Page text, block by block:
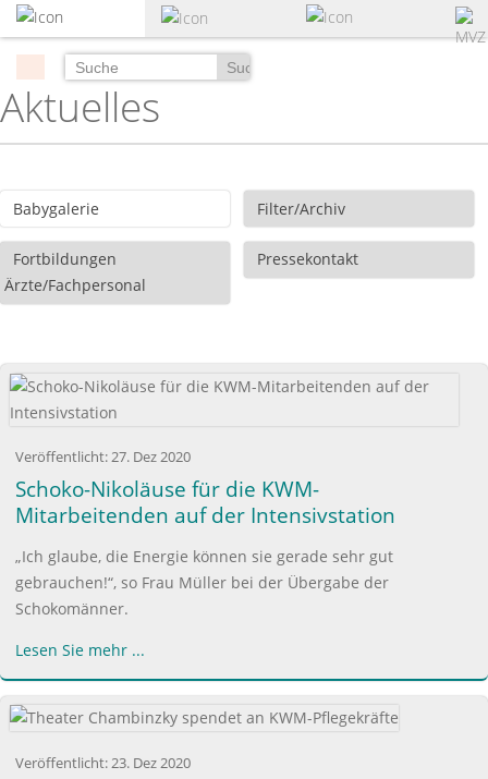
zum
Hauptinhalt
Suchen
Aktuelles
Babygalerie Filter/Archiv
Fortbildungen
Ärzte/Fachpersonal
Pressekontakt
Veröffentlicht:27. Dez 2020
Schoko-Nikoläuse für die KWM-
Mitarbeitenden auf der Intensivstation
„Ich glaube, die Energie können sie gerade sehr gut
gebrauchen!“, so Frau Müller bei der Übergabe der
Schokomänner.
Lesen Sie mehr ...
Veröffentlicht:23. Dez 2020